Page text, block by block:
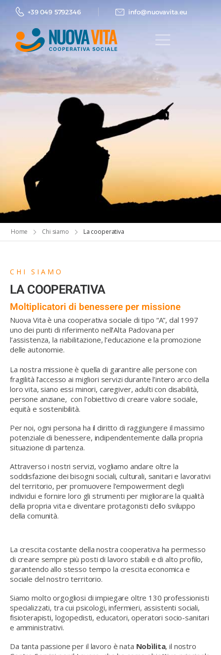
+39 049 5792346 info@nuovavita.eu
Home Chi siamo La cooperativa
CHI SIAMO
LA COOPERATIVA
Moltiplicatori di benessere per missione
Nuova Vita è una cooperativa sociale di tipo “A”, dal 1997
uno dei puntidi riferimento nell’Alta Padovana per
l’assistenza, la riabilitazione, l’educazione e la promozione
delle autonomie.
La nostra missione è quella di garantire alle persone con
fragilità l’accesso ai migliori servizi durante l’intero arco della
loro vita, siano essi minori, caregiver, adulti con disabilità,
persone anziane, con l’obiettivo di creare valore sociale,
equità e sostenibilità.
Per noi, ogni persona ha il diritto di raggiungere il massimo
potenziale di benessere, indipendentemente dalla propria
situazione di partenza.
Attraverso i nostri servizi, vogliamo andare oltre la
soddisfazione dei bisogni sociali, culturali, sanitari e lavorativi
del territorio, per promuovere l’empowerment degli
individui e fornire loro gli strumenti per migliorare la qualità
della propria vita e diventare protagonisti dello sviluppo
della comunità.
La crescita costante della nostra cooperativa ha permesso
di creare sempre più posti di lavoro stabili edi alto profilo,
garantendo allo stesso tempo la crescita economica e
sociale del nostro territorio.
Siamo molto orgogliosi di impiegare oltre 130 professionisti
specializzati, tra cui psicologi, infermieri, assistenti sociali,
fisioterapisti, logopedisti, educatori, operatori socio-sanitari
e amministrativi.
Da tanta passione per il lavoro è nata Nobìlita, il nostro